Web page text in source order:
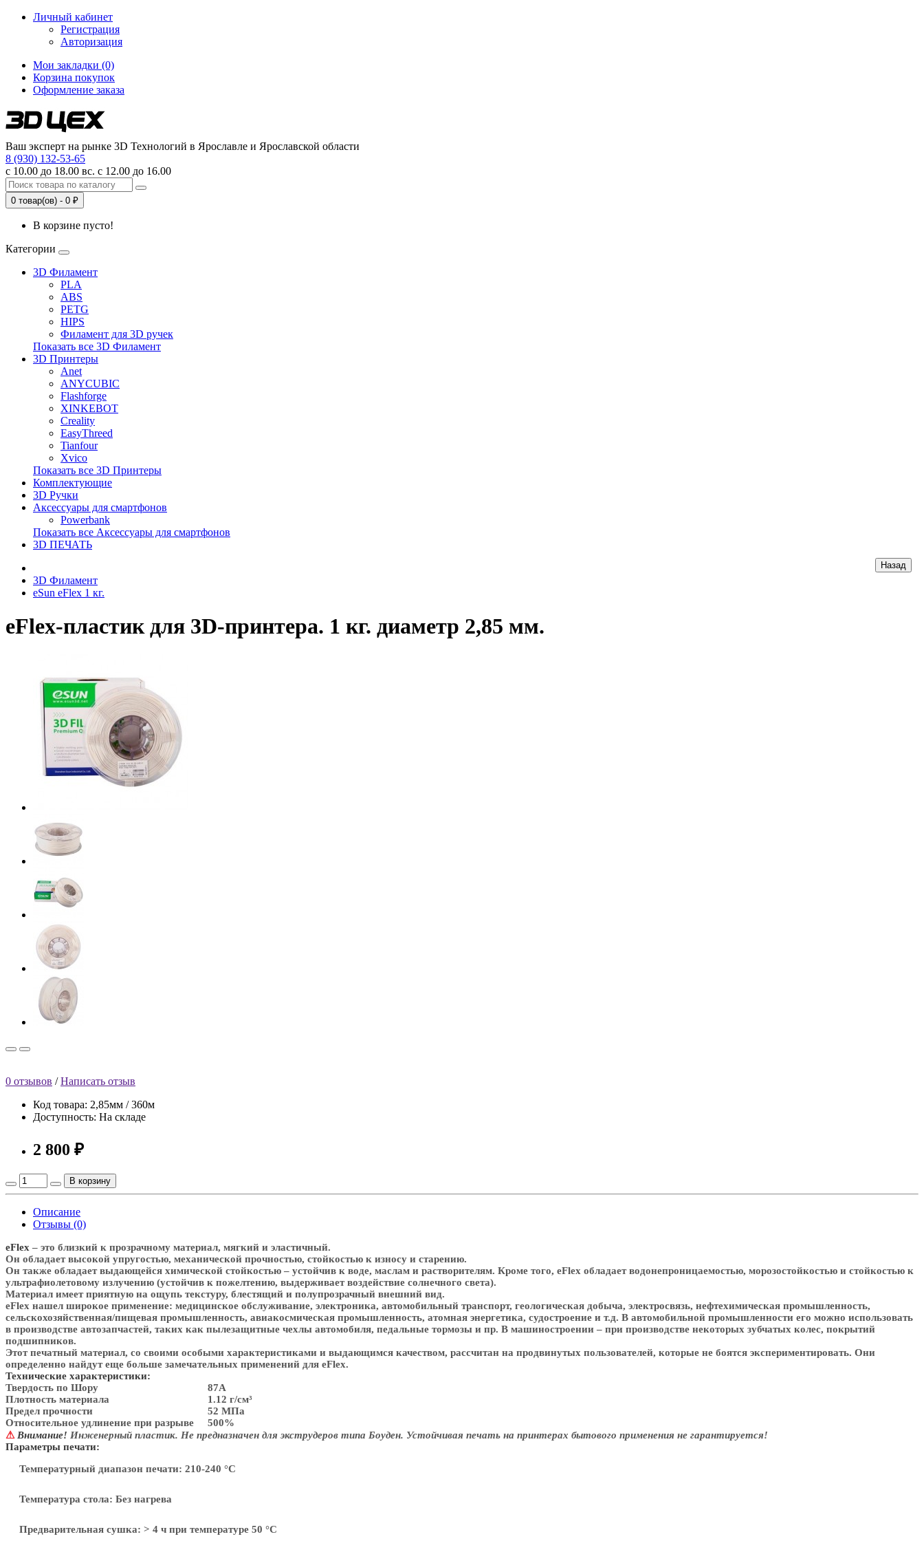
Личный кабинет
Регистрация
Авторизация
Мои закладки (0)
Корзина покупок
Оформление заказа
Ваш эксперт на рынке 3D Технологий в Ярославле и Ярославской области
8 (930) 132-53-65
с 10.00 до 18.00 вс. с 12.00 до 16.00
0 товар(ов) - 0 ₽
В корзине пусто!
Категории
3D Филамент
PLA
ABS
PETG
HIPS
Филамент для 3D ручек
Показать все 3D Филамент
3D Принтеры
Anet
ANYCUBIC
Flashforge
XINKEBOT
Creality
EasyThreed
Tianfour
Xvico
Показать все 3D Принтеры
Комплектующие
3D Ручки
Аксессуары для смартфонов
Powerbank
Показать все Аксессуары для смартфонов
3D ПЕЧАТЬ
3D Филамент
eSun eFlex 1 кг.
eFlex-пластик для 3D-принтера. 1 кг. диаметр 2,85 мм.
0 отзывов /Написать отзыв
Код товара: 2,85мм / 360м
Доступность: На складе
2 800 ₽
В корзину
Описание
Отзывы (0)
eFlex – это близкий к прозрачному материал, мягкий и эластичный.
Он обладает высокой упругостью, механической прочностью, стойкостью к износу и старению.
Он также обладает выдающейся химической стойкостью – устойчив к воде, маслам и растворителям. Кроме того, eFlex обладает водонепроницаемостью, морозостойкостью и стойкостью к
ультрафиолетовому излучению (устойчив к пожелтению, выдерживает воздействие солнечного света).
Материал имеет приятную на ощупь текстуру, блестящий и полупрозрачный внешний вид.
eFlex нашел широкое применение: медицинское обслуживание, электроника, автомобильный транспорт, геологическая добыча, электросвязь, нефтехимическая промышленность,
сельскохозяйственная/пищевая промышленность, авиакосмическая промышленность, атомная энергетика, судостроение и т.д. В автомобильной промышленности его можно использовать
в производстве автозапчастей, таких как пылезащитные чехлы автомобиля, педальные тормозы и пр. В машиностроении – при производстве некоторых зубчатых колес, покрытий
подшипников.
Этот печатный материал, со своими особыми характеристиками и выдающимся качеством, рассчитан на продвинутых пользователей, которые не боятся экспериментировать. Они
определенно найдут еще больше замечательных применений для eFlex.
Технические характеристики:
Твердость по Шору
87А
Плотность материала
1.12 г/см³
Предел прочности
52 МПа
Относительное удлинение при разрыве 500%
⚠ Внимание! Инженерный пластик. Не предназначен для экструдеров типа Боуден. Устойчивая печать на принтерах бытового применения не гарантируется!
Параметры печати:
Температурный диапазон печати: 210-240 °С
Температура стола: Без нагрева
Предварительная сушка: > 4 ч при температуре 50 °С